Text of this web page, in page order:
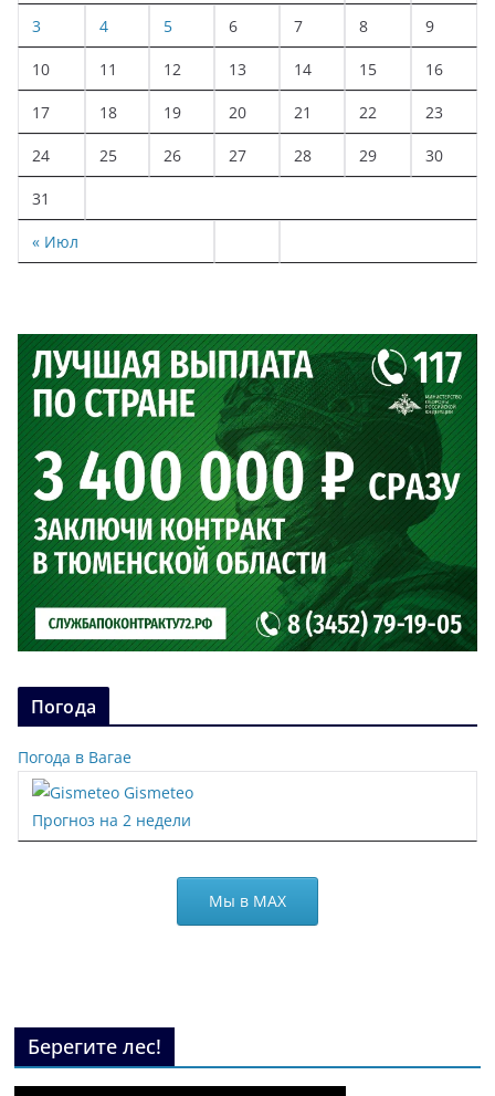
« Июл
3 4 5 6 7 8 9
10 11 12 13 14 15 16
17 18 19 20 21 22 23
24 25 26 27 28 29 30
31
Погода
Погода в Вагае
Gismeteo
Прогноз на 2 недели
Мы в МАХ
Берегите лес!